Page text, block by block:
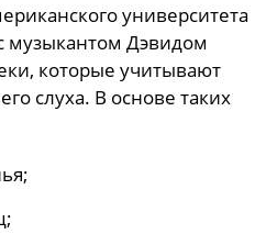
университета
музыкантом Дэвидом
которые учитывают
слуха. В основе таких